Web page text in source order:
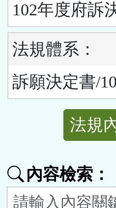
102年度府訴
法規體系：
訴願決定書/
功
能
法規
內容檢索：